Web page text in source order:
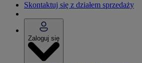
Skontaktuj się z działem sprzedaży
Zaloguj się